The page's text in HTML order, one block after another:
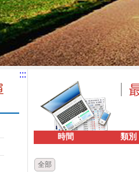
:::
時間 類別
全部